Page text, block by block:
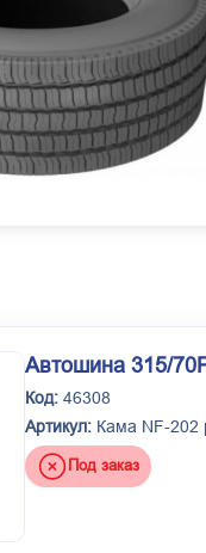
Автошина 315/
Код: 46308
Артикул: Кама NF-202
Под заказ